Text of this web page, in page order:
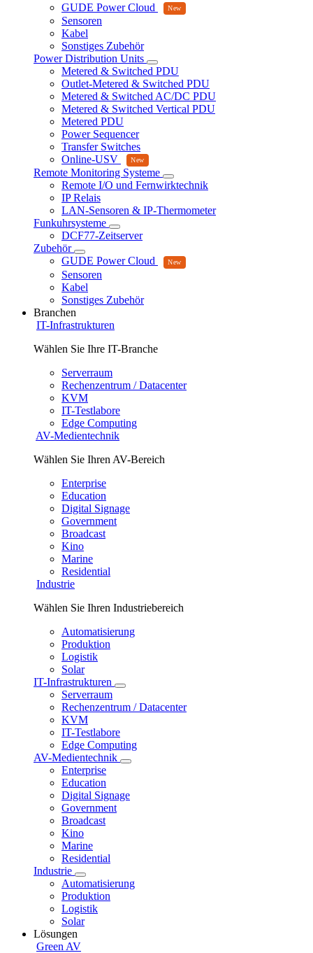
GUDE Power Cloud
Sensoren
Kabel
Sonstiges Zubehör
Power Distribution Units
Metered & Switched PDU
Outlet-Metered & Switched PDU
Metered & Switched AC/DC PDU
Metered & Switched Vertical PDU
Metered PDU
Power Sequencer
Transfer Switches
Online-USV
Remote Monitoring Systeme
Remote I/O und Fernwirktechnik
IP Relais
LAN-Sensoren & IP-Thermometer
Funkuhrsysteme
DCF77-Zeitserver
Zubehör
GUDE Power Cloud
Sensoren
Kabel
Sonstiges Zubehör
Branchen
IT-Infrastrukturen
Wählen Sie Ihre IT-Branche
Serverraum
Rechenzentrum / Datacenter
KVM
IT-Testlabore
Edge Computing
AV-Medientechnik
Wählen Sie Ihren AV-Bereich
Enterprise
Education
Digital Signage
Government
Broadcast
Kino
Marine
Residential
Industrie
Wählen Sie Ihren Industriebereich
Automatisierung
Produktion
Logistik
Solar
IT-Infrastrukturen
Serverraum
Rechenzentrum / Datacenter
KVM
IT-Testlabore
Edge Computing
AV-Medientechnik
Enterprise
Education
Digital Signage
Government
Broadcast
Kino
Marine
Residential
Industrie
Automatisierung
Produktion
Logistik
Solar
Lösungen
Green AV